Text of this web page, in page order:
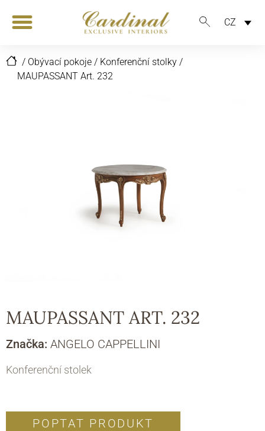
CZ
/ Obývací pokoje / Konferenční stolky /
MAUPASSANT Art. 232
MAUPASSANT ART. 232
Značka: ANGELO CAPPELLINI
Konferenční stolek
POPTAT PRODUKT